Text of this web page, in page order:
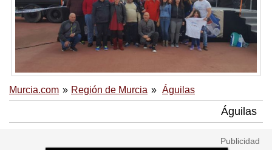
Murcia.com Región de Murcia Águilas
Águilas